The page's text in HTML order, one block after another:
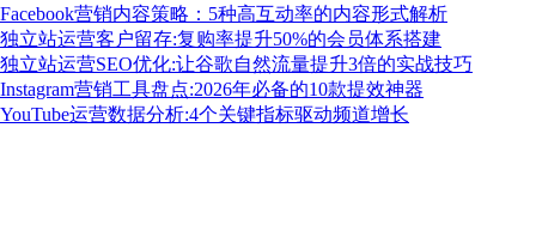
Facebook营销内容策略：5种高互动率的内容形式解析
独立站运营客户留存:复购率提升50%的会员体系搭建
独立站运营SEO优化:让谷歌自然流量提升3倍的实战技巧
Instagram营销工具盘点:2026年必备的10款提效神器
YouTube运营数据分析:4个关键指标驱动频道增长